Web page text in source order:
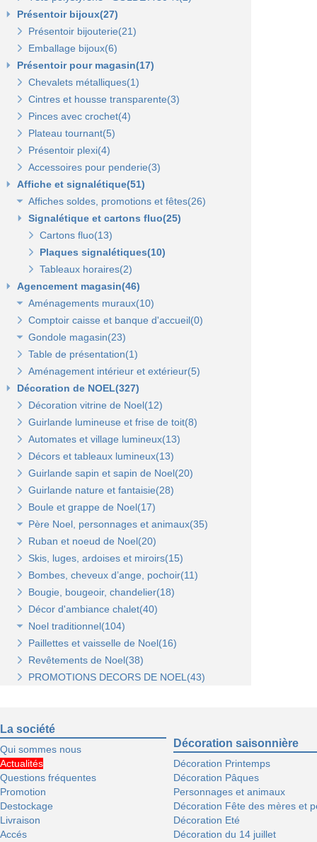
Présentoir bijoux(27)
Présentoir bijouterie(21)
Emballage bijoux(6)
Présentoir pour magasin(17)
Chevalets métalliques(1)
Cintres et housse transparente(3)
Pinces avec crochet(4)
Plateau tournant(5)
Présentoir plexi(4)
Accessoires pour penderie(3)
Affiche et signalétique(51)
Affiches soldes, promotions et fêtes(26)
Affiches fêtes(5)
Affiches soldes(21)
Signalétique et cartons fluo(25)
Cartons fluo(13)
Plaques signalétiques(10)
Tableaux horaires(2)
Agencement magasin(46)
Aménagements muraux(10)
Panneaux rainurés et accessoires(10)
Panneaux rainurés(0)
Rails et profils(0)
Gondole panneau rainuré(2)
Broches pour panneaux(3)
Tablettes bois et supports(3)
Tablettes verre et supports(3)
Autres supports(5)
Bras et penderies pour panneaux standard(0)
Panneaux en bois Opus(0)
Panneaux Opus(0)
Tablettes bois et supports Opus(0)
Accessoires pour panneaux Opus(0)
Tablettes verre et supports Opus(0)
Comptoir caisse et banque d'accueil(0)
Gondole magasin(23)
Gondoles métalliques fond métal(15)
Gondole simple de départ fond métal(0)
Gondole double de départ(0)
Montant terminal métal(0)
Broches et barres de charge(6)
Penderies et bras fond métal(4)
Tablettes et paniers(5)
Gondoles métalliques fond bois(8)
Gondole simple de départ fond bois(0)
Montant terminal pour fond bois(0)
Penderies et bras fond bois(4)
Tablettes(4)
Table de présentation(1)
Aménagement intérieur et extérieur(5)
Décoration de NOEL(327)
Décoration vitrine de Noel(12)
Guirlande lumineuse et frise de toit(8)
Automates et village lumineux(13)
Décors et tableaux lumineux(13)
Guirlande sapin et sapin de Noel(20)
Guirlande nature et fantaisie(28)
Boule et grappe de Noel(17)
Père Noel, personnages et animaux(35)
Animaux et personnages(18)
Bonhomme de neige(11)
Père Noel(13)
Ruban et noeud de Noel(20)
Skis, luges, ardoises et miroirs(15)
Bombes, cheveux d’ange, pochoir(11)
Bougie, bougeoir, chandelier(18)
Décor d'ambiance chalet(40)
Noel traditionnel(104)
Décorations de sapin(45)
Stickers de Noel(23)
Centre de table, décors et cotillons(37)
Paillettes et vaisselle de Noel(16)
Revêtements de Noel(38)
PROMOTIONS DECORS DE NOEL(43)
La société
Qui sommes nous
Actualités
Questions fréquentes
Promotion
Destockage
Livraison
Accés
Décoration saisonnière
Décoration Printemps
Décoration Pâques
Personnages et animaux
Décoration Fête des mères et
Décoration Eté
Décoration du 14 juillet